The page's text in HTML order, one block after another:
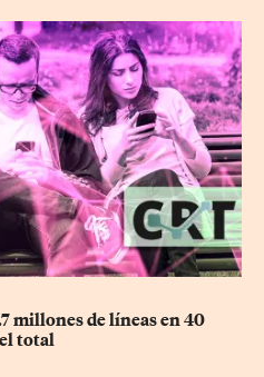
millones de líneas en 40
total